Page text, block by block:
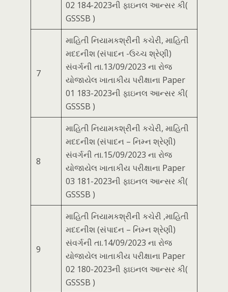
02 184-2023ની ફાઇનલ આન્સર કી(
GSSSB )
7
માહિતી નિયામકશ્રીની કચેરી, માહિતી
મદદનીશ (સંપાદન -ઉચ્ચ શ્રેણી)
સંવર્ગની તા.13/09/2023 ના રોજ
યોજાયેલ ખાતાકીય પરીક્ષાના Paper
01 183-2023ની ફાઇનલ આન્સર કી(
GSSSB )
8
માહિતી નિયામકશ્રીની કચેરી, માહિતી
મદદનીશ (સંપાદન – નિમ્ન શ્રેણી)
સંવર્ગની તા.15/09/2023 ના રોજ
યોજાયેલ ખાતાકીય પરીક્ષાના Paper
03 181-2023ની ફાઇનલ આન્સર કી(
GSSSB )
9
માહિતી નિયામકશ્રીની કચેરી ,માહિતી
મદદનીશ (સંપાદન – નિમ્ન શ્રેણી)
સંવર્ગની તા.14/09/2023 ના રોજ
યોજાયેલ ખાતાકીય પરીક્ષાના Paper
02 180-2023ની ફાઇનલ આન્સર કી(
GSSSB )